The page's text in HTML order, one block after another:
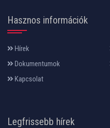
Hasznos információk
Hírek
Dokumentumok
Kapcsolat
Legfrissebb hírek